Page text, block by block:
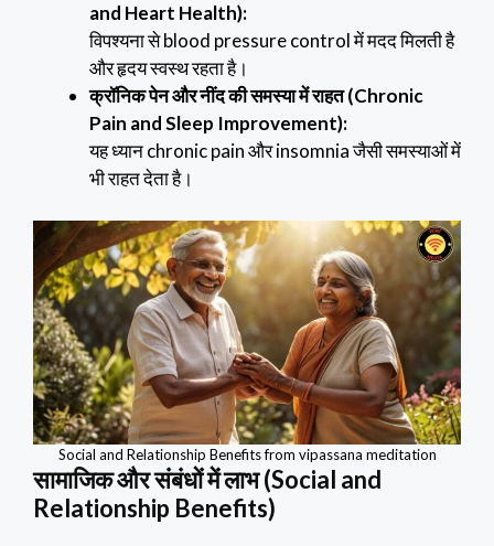
and Heart Health):
विपश्यना से blood pressure control में मदद मिलती है
और हृदय स्वस्थ रहता है।
क्रॉनिक पेन और नींद की समस्या में राहत (Chronic
Pain and Sleep Improvement):
यह ध्यान chronic pain और insomnia जैसी समस्याओं में
भी राहत देता है।
Social and Relationship Benefits from vipassana meditation
सामाजिक और संबंधों में लाभ (Social and
Relationship Benefits)